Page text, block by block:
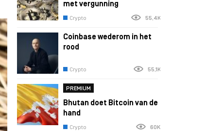
met vergunning
Crypto 55,4K
Coinbase wederom in het
rood
Crypto 55,1K
PREMIUM
Bhutan doet Bitcoin van de
hand
Crypto 60K